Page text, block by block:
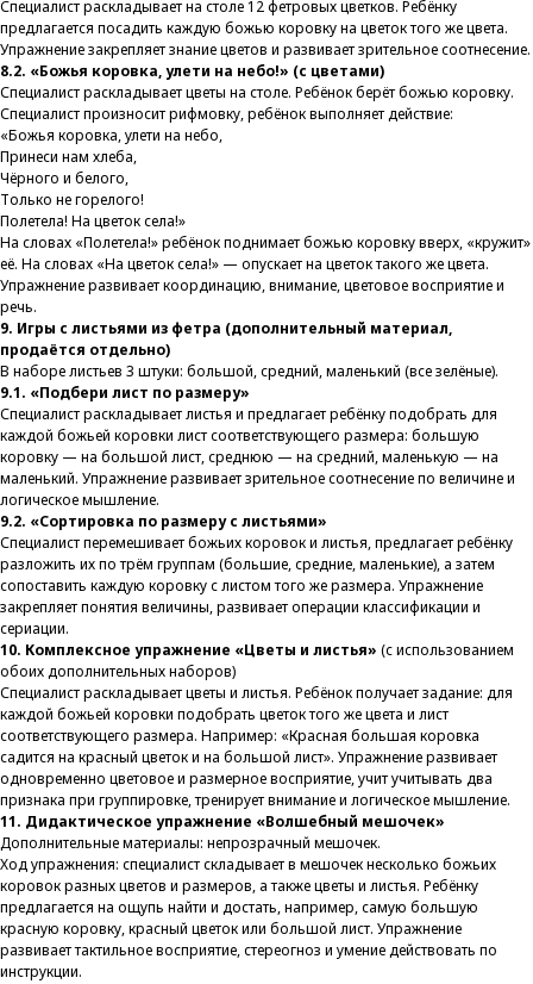
Специалист раскладывает на столе 12 фетровых цветков. Ребёнку
предлагается посадить каждую божью коровку на цветок того же цвета.
Упражнение закрепляет знание цветов и развивает зрительное соотнесение.
8.2. «Божья коровка, улети на небо!» (с цветами)
Специалист раскладывает цветы на столе. Ребёнок берёт божью коровку.
Специалист произносит рифмовку, ребёнок выполняет действие:
«Божья коровка, улети на небо,
Принеси нам хлеба,
Чёрного и белого,
Только не горелого!
Полетела! На цветок села!»
На словах «Полетела!» ребёнок поднимает божью коровку вверх, «кружит»
её. На словах «На цветок села!» — опускает на цветок такого же цвета.
Упражнение развивает координацию, внимание, цветовое восприятие и
речь.
9. Игры с листьями из фетра (дополнительный материал,
продаётся отдельно)
В наборе листьев 3 штуки: большой, средний, маленький (все зелёные).
9.1. «Подбери лист по размеру»
Специалист раскладывает листья и предлагает ребёнку подобрать для
каждой божьей коровки лист соответствующего размера: большую
коровку — на большой лист, среднюю — на средний, маленькую — на
маленький. Упражнение развивает зрительное соотнесение по величине и
логическое мышление.
9.2. «Сортировка по размеру с листьями»
Специалист перемешивает божьих коровок и листья, предлагает ребёнку
разложить их по трём группам (большие, средние, маленькие), а затем
сопоставить каждую коровку с листом того же размера. Упражнение
закрепляет понятия величины, развивает операции классификации и
сериации.
10. Комплексное упражнение «Цветы и листья» (с использованием
обоих дополнительных наборов)
Специалист раскладывает цветы и листья. Ребёнок получает задание: для
каждой божьей коровки подобрать цветок того же цвета и лист
соответствующего размера. Например: «Красная большая коровка
садится на красный цветок и на большой лист». Упражнение развивает
одновременно цветовое и размерное восприятие, учит учитывать два
признака при группировке, тренирует внимание и логическое мышление.
11. Дидактическое упражнение «Волшебный мешочек»
Дополнительные материалы: непрозрачный мешочек.
Ход упражнения: специалист складывает в мешочек несколько божьих
коровок разных цветов и размеров, а также цветы и листья. Ребёнку
предлагается на ощупь найти и достать, например, самую большую
красную коровку, красный цветок или большой лист. Упражнение
развивает тактильное восприятие, стереогноз и умение действовать по
инструкции.